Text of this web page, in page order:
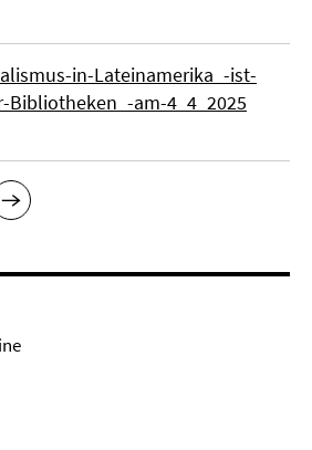
in-Lateinamerika_-ist-
Bibliotheken_-am-4_4_2025